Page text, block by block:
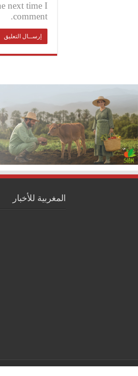
next time I
comment.
المغربية للأخبار